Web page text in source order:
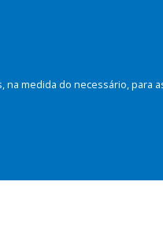
medida do necessário, para